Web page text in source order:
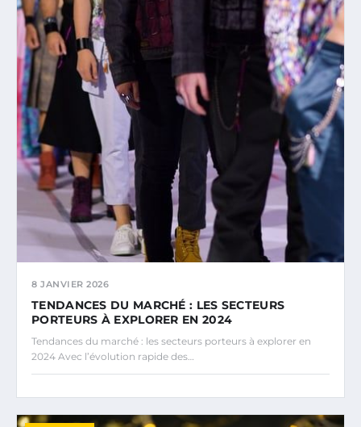
8 JANVIER 2026
TENDANCES DU MARCHÉ : LES SECTEURS
PORTEURS À EXPLORER EN 2024
Tendances du marché : les secteurs porteurs à explorer en
2024 Avec l’évolution rapide des…